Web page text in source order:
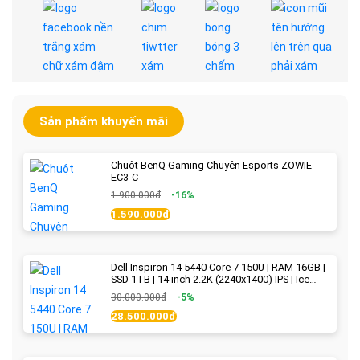
Sản phẩm khuyến mãi
Chuột BenQ Gaming Chuyên Esports ZOWIE
EC3-C
1.900.000đ -16%
1.590.000đ
Dell Inspiron 14 5440 Core 7 150U | RAM 16GB |
SSD 1TB | 14 inch 2.2K (2240x1400) IPS | Ice
Blue - New Fullbox
30.000.000đ -5%
28.500.000đ